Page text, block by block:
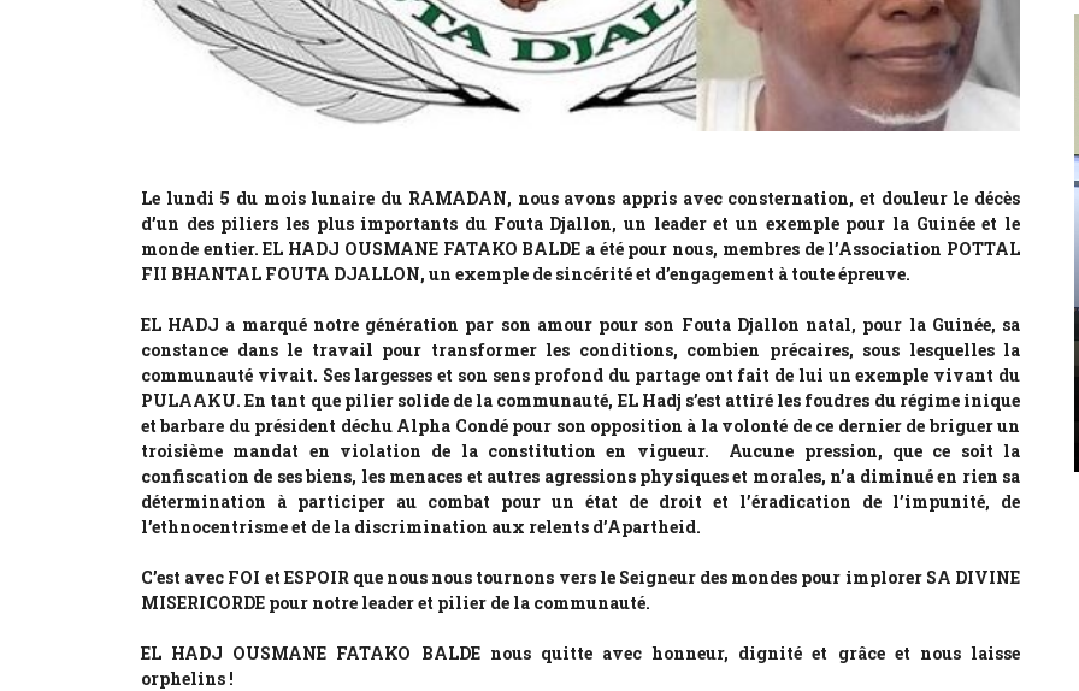
Le lundi 5 du mois lunaire du RAMADAN, nous avons appris avec consternation, et douleur le décès
d’un des piliers les plus importants du Fouta Djallon, un leader et un exemple pour la Guinée et le
monde entier. EL HADJ OUSMANE FATAKO BALDE a été pour nous, membres de l’Association POTTAL
FII BHANTAL FOUTA DJALLON, un exemple de sincérité et d’engagement à toute épreuve.
EL HADJ a marqué notre génération par son amour pour son Fouta Djallon natal, pour la Guinée, sa
constance dans le travail pour transformer les conditions, combien précaires, sous lesquelles la
communauté vivait. Ses largesses et son sens profond du partage ont fait de lui un exemple vivant du
PULAAKU. En tant que pilier solide de la communauté, EL Hadj s’est attiré les foudres du régime inique
et barbare du président déchu Alpha Condé pour son opposition à la volonté de ce dernier de briguer un
troisième mandat en violation de la constitution en vigueur. Aucune pression, que ce soit la
confiscation de ses biens, les menaces et autres agressions physiques et morales, n’a diminué en rien sa
détermination à participer au combat pour un état de droit et l’éradication de l’impunité, de
l’ethnocentrisme et de la discrimination aux relents d’Apartheid.
C’est avec FOI et ESPOIR que nous nous tournons vers le Seigneur des mondes pour implorer SA DIVINE
MISERICORDE pour notre leader et pilier de la communauté.
EL HADJ OUSMANE FATAKO BALDE nous quitte avec honneur, dignité et grâce et nous laisse
orphelins !
POLITIQUE
GUİNÉE : PLUS DURE SERA LA
DOUMBOUYA ET DE SON CNRD
En Guinée, le pouvoir ne tombe jamais par
hasard. Il tombe par accumulation d’arrogance,
de mensonge et de mépris. Le CNRD de Mamadi
Doumbouya est en train de bâtir, pierre ...